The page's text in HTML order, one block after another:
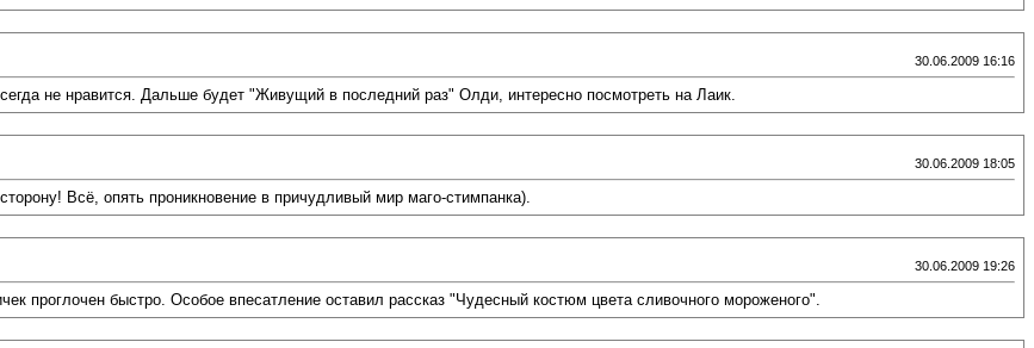
30.06.2009 16:16
не нравится. Дальше будет "Живущий в последний раз" Олди, интересно посмотреть на Лаик.
30.06.2009 18:05
Всё, опять проникновение в причудливый мир маго-стимпанка).
30.06.2009 19:26
проглочен быстро. Особое впесатление оставил рассказ "Чудесный костюм цвета сливочного мороженого".